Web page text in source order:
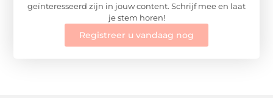
geïnteresseerd zijn in jouw content. Schrijf mee en laat
je stem horen!
Registreer u vandaag nog